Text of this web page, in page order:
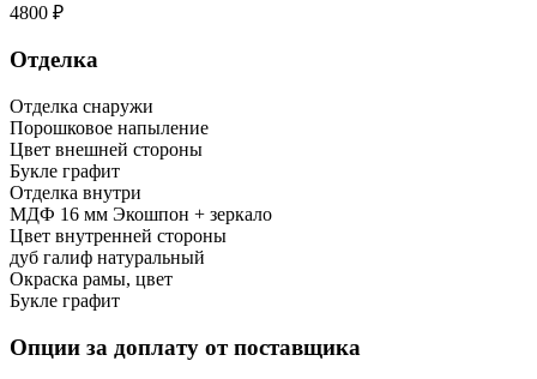
4800 ₽
Отделка
Отделка снаружи
Порошковое напыление
Цвет внешней стороны
Букле графит
Отделка внутри
МДФ 16 мм Экошпон + зеркало
Цвет внутренней стороны
дуб галиф натуральный
Окраска рамы, цвет
Букле графит
Опции за доплату от поставщика